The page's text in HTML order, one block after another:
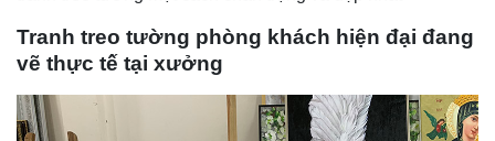
Tranh treo tường phòng khách hiện đại đang
vẽ thực tế tại xưởng